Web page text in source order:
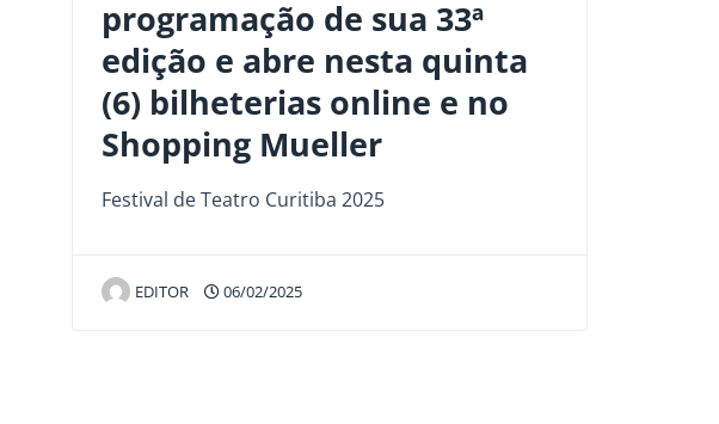
programação de sua 33ª
edição e abre nesta quinta
(6) bilheterias online e no
Shopping Mueller
Festival de Teatro Curitiba 2025
EDITOR 06/02/2025